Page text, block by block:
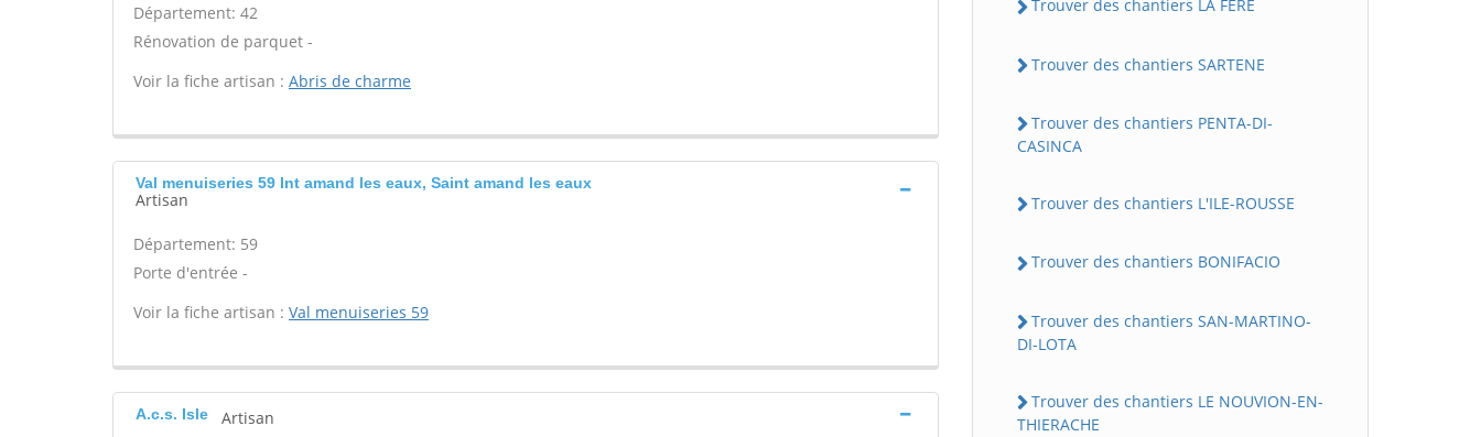
Département: 42
Rénovation de parquet -
Voir la fiche artisan : Abris de charme
Val menuiseries 59 Int amand les eaux, Saint amand les eaux
Artisan
Département: 59
Porte d'entrée -
Voir la fiche artisan : Val menuiseries 59
A.c.s. Isle Artisan
Trouver des chantiers LA FERE
Trouver des chantiers SARTENE
Trouver des chantiers PENTA-DI-
CASINCA
Trouver des chantiers L'ILE-ROUSSE
Trouver des chantiers BONIFACIO
Trouver des chantiers SAN-MARTINO-
DI-LOTA
Trouver des chantiers LE NOUVION-EN-
THIERACHE